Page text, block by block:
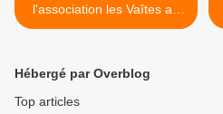
l'association les Vaîtes au
GEEC.../...suite
Hébergé par Overblog
Top articles